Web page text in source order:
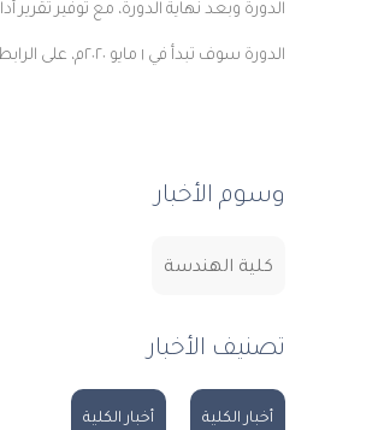
الدورة وبعد نهاية الدورة، مع توفير
الدورة سوف تبدأ في ١ مايو ٢٠٢٠م، على الرابط التالي:
وسوم الأخبار
كلية الهندسة
تصنيف الأخبار
أخبار الكلية أخبار الكلية